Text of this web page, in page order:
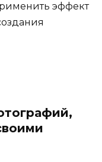
эффект